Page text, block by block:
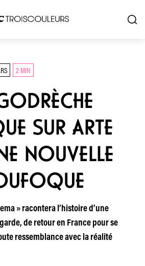
2 MIN
SUR ARTE
NOUVELLE
» racontera l’histoire d’une
de retour en France pour se
ressemblance avec la réalité